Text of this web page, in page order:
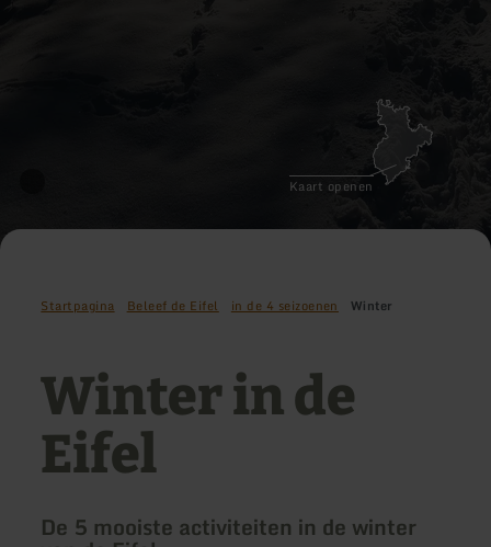
Kaart openen
Startpagina Beleef de Eifel in de 4 seizoenen Winter
Winter in de
Eifel
De 5 mooiste activiteiten in de winter